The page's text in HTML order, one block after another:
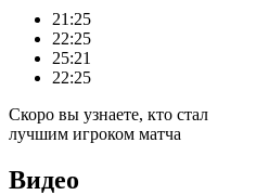
21:25
22:25
25:21
22:25
Скоро вы узнаете, кто стал
лучшим игроком матча
Видео